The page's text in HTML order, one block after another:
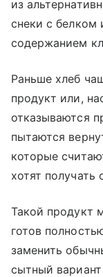
из
снеки с
содержанием
Раньше хлеб
продукт или,
отказываются
пытаются
которые
хотят получать
Такой продукт
готов
заменить
сытный